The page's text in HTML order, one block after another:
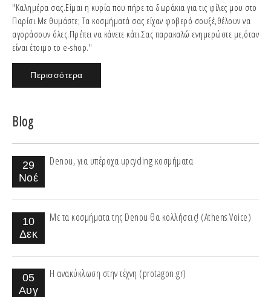
"Καλημέρα σας.Είμαι η κυρία που πήρε τα δωράκια για τις φίλες μου στο
Παρίσι.Με θυμάστε; Τα κοσμήματά σας είχαν φοβερό σουξέ,θέλουν να
αγοράσουν όλες.Πρέπει να κάνετε κάτι.Σας παρακαλώ ενημερώστε με,όταν
είναι έτοιμο το e-shop."
Περισσότερα
Blog
29
Νοέ
Denou, για υπέροχα upcycling κοσμήματα
10
Δεκ
Με τα κοσμήματα της Denou θα κολλήσεις! (Athens Voice)
05
Αυγ
Η ανακύκλωση στην τέχνη (protagon.gr)